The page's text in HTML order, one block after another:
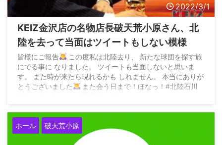
2022/3/1
KEIZ金沢店の名物店長破天荒小原さん、北
陸を去って当面はツイートもしない模様
皆様にご報告
この度私は北陸去り、 新たな球団を探す旅
にでる事に なりました。 ツイートも当面しないと思いま
す。 また時が来たら現れるかも しれません。 本当にありが
とうございました
また会う日まで！ほなっ！#北陸石川
探しの旅中 ( ...
ホール 破天荒小原